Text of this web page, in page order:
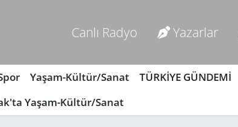
Canlı Radyo Yazarlar
Yaşam-Kültür/Sanat TÜRKİYE GÜNDEMİ
Yaşam-Kültür/Sanat